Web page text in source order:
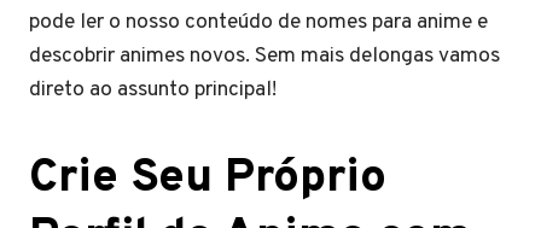
pode ler o nosso conteúdo de nomes para anime e
descobrir animes novos. Sem mais delongas vamos
direto ao assunto principal!
Crie Seu Próprio